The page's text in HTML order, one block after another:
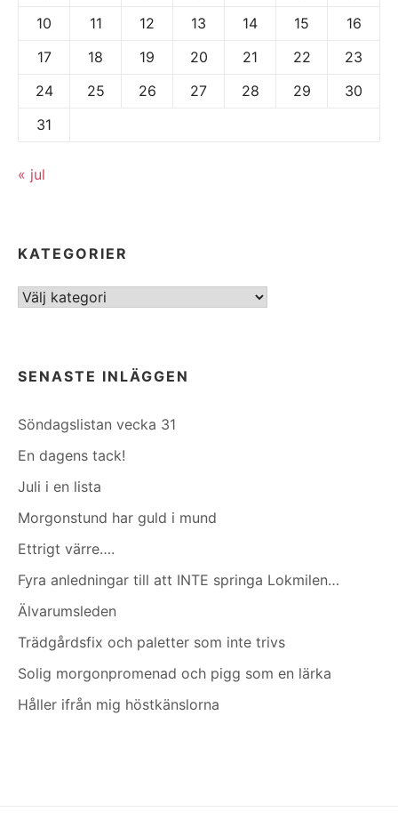
10
11 12 13 14 15
16
17
18 19 20 21 22
23
24
25 26 27 28 29
30
31
« jul
KATEGORIER
Kategorier
SENASTE INLÄGGEN
Söndagslistan vecka 31
En dagens tack!
Juli i en lista
Morgonstund har guld i mund
Ettrigt värre….
Fyra anledningar till att INTE springa Lokmilen…
Älvarumsleden
Trädgårdsfix och paletter som inte trivs
Solig morgonpromenad och pigg som en lärka
Håller ifrån mig höstkänslorna